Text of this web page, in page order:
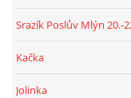
Srazík Poslův Mlýn 20.-
Kačka
Jolinka